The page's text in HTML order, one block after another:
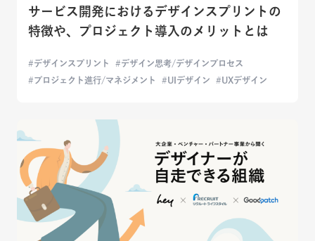
サービス開発におけるデザインスプリントの
特徴や、プロジェクト導入のメリットとは
デザインスプリント
デザイン思考/デザインプロセス
プロジェクト進行/マネジメント
UIデザイン UXデザイン